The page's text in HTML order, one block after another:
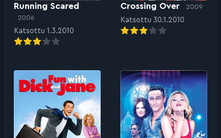
Running Scared
2006
Katsottu 1.3.2010
Crossing Over 2009
Katsottu 30.1.2010